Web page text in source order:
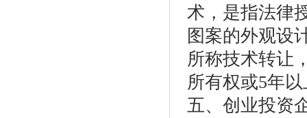
术，是指法律
图案的外观设
所称技术转让
所有权或5年
五、创业投资